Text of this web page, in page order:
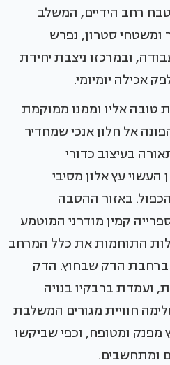
רחב הידיים, המשלב
ומשטחי סטרון, נפרש
ובמרכזו ניצבת יחידת
אכילה יומיומי.
טובה אליו וממנו ממוקמת
אל חלון אנכי שמחדיר
בעיצוב כדורי
עץ אלון מסיבי
באזור ההסבה
קמין מודרני המוטמע
התוחמות את כלל המרחב
ברחבת הדק שבחוץ. הדק
ועמדת ברבקיו בנויה
חוויית מגורים המשלבת
מפנק ומטופח, וכפי שביקשו
ומתחשבים.